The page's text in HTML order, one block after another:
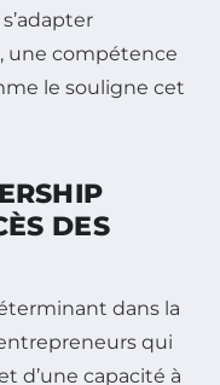
une compétence
le souligne cet
DES
dans la
qui
d’une capacité à